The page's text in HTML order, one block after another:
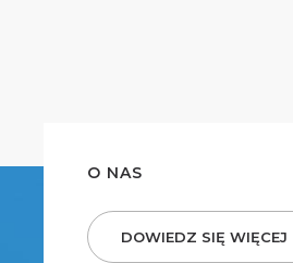
O NAS
DOWIEDZ SIĘ WIĘCEJ